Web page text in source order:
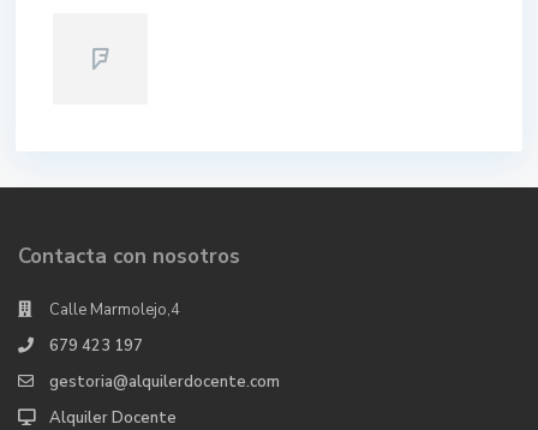
Contacta con nosotros
Calle Marmolejo,4
679 423 197
gestoria@alquilerdocente.com
Alquiler Docente